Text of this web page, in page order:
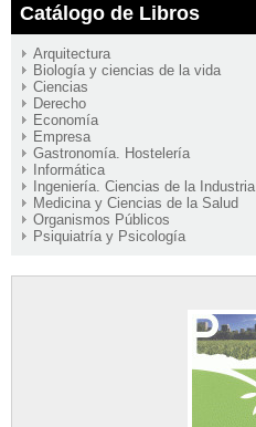
Catálogo de Libros
Arquitectura
Biología y ciencias de la vida
Ciencias
Derecho
Economía
Empresa
Gastronomía. Hostelería
Informática
Ingeniería. Ciencias de la Industria
Medicina y Ciencias de la Salud
Organismos Públicos
Psiquiatría y Psicología